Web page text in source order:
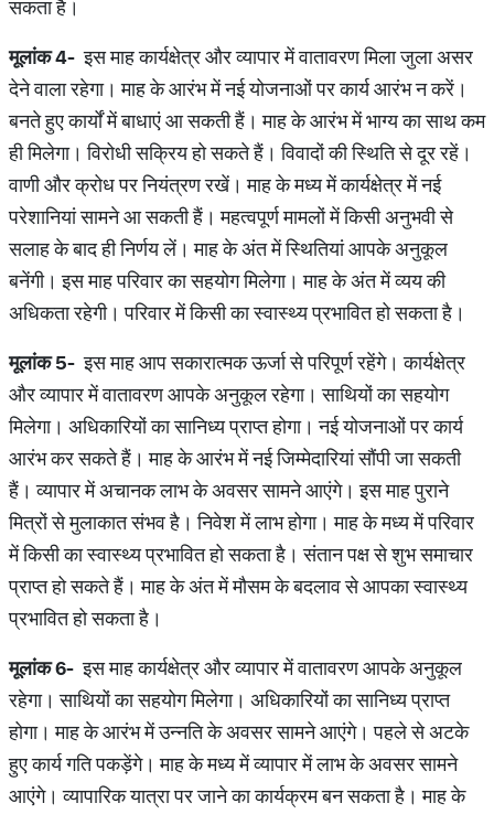
सकता है।
मूलांक4-इस माह कार्यक्षेत्र और व्यापार में वातावरण मिला जुला असर
देने वाला रहेगा। माह के आरंभ में नई योजनाओं पर कार्य आरंभ न करें।
बनते हुए कार्यों में बाधाएं आ सकती हैं। माह के आरंभ में भाग्य का साथ कम
ही मिलेगा। विरोधी सक्रिय हो सकते हैं। विवादों की स्थिति से दूर रहें।
वाणी और क्रोध पर नियंत्रण रखें। माह के मध्य में कार्यक्षेत्र में नई
परेशानियां सामने आ सकती हैं। महत्वपूर्ण मामलों में किसी अनुभवी से
सलाह के बाद ही निर्णय लें। माह के अंत में स्थितियां आपके अनुकूल
बनेंगी। इस माह परिवार का सहयोग मिलेगा। माह के अंत में व्यय की
अधिकता रहेगी। परिवार में किसी का स्वास्थ्य प्रभावित हो सकता है।
मूलांक5-इस माह आप सकारात्मक ऊर्जा से परिपूर्ण रहेंगे। कार्यक्षेत्र
और व्यापार में वातावरण आपके अनुकूल रहेगा। साथियों का सहयोग
मिलेगा। अधिकारियों का सानिध्य प्राप्त होगा। नई योजनाओं पर कार्य
आरंभ कर सकते हैं। माह के आरंभ में नई जिम्मेदारियां सौंपी जा सकती
हैं। व्यापार में अचानक लाभ के अवसर सामने आएंगे। इस माह पुराने
मित्रों से मुलाकात संभव है। निवेश में लाभ होगा। माह के मध्य में परिवार
में किसी का स्वास्थ्य प्रभावित हो सकता है। संतान पक्ष से शुभ समाचार
प्राप्त हो सकते हैं। माह के अंत में मौसम के बदलाव से आपका स्वास्थ्य
प्रभावित हो सकता है।
मूलांक6-इस माह कार्यक्षेत्र और व्यापार में वातावरण आपके अनुकूल
रहेगा। साथियों का सहयोग मिलेगा। अधिकारियों का सानिध्य प्राप्त
होगा। माह के आरंभ में उन्नति के अवसर सामने आएंगे। पहले से अटके
हुए कार्य गति पकड़ेंगे। माह के मध्य में व्यापार में लाभ के अवसर सामने
आएंगे। व्यापारिक यात्रा पर जाने का कार्यक्रम बन सकता है। माह के